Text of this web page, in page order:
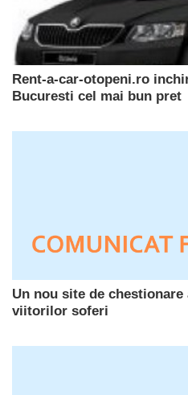
Rent-a-car-otopeni.ro
Bucuresti cel mai bun pret
Un nou site de
viitorilor soferi